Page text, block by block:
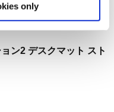
only
ン2 デスクマット スト